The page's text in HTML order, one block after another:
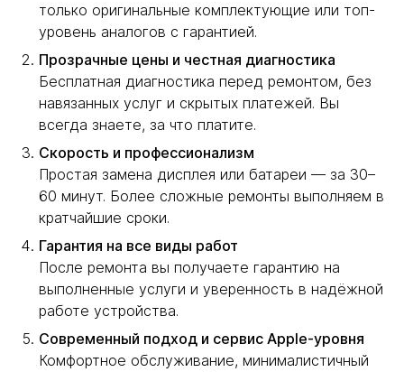
только оригинальные комплектующие или топ-
уровень аналогов с гарантией.
Прозрачные цены и честная диагностика
Бесплатная диагностика перед ремонтом, без
навязанных услуг и скрытых платежей. Вы
всегда знаете, за что платите.
Скорость и профессионализм
Простая замена дисплея или батареи — за 30–
60 минут. Более сложные ремонты выполняем в
кратчайшие сроки.
Гарантия на все виды работ
После ремонта вы получаете гарантию на
выполненные услуги и уверенность в надёжной
работе устройства.
Современный подход и сервис Apple-уровня
Комфортное обслуживание, минималистичный